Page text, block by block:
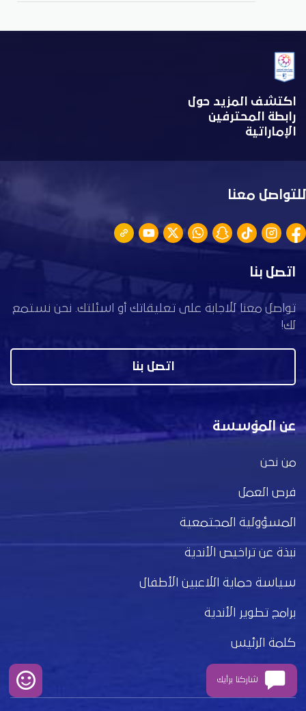
اكتشف المزيد حول
رابطة المحترفين
الإماراتية
للتواصل معنا
اتصل بنا
تواصل معنا للاجابة على تعليقاتك أو اسئلتك. نحن نستمع
لك!
اتصل بنا
عن المؤسسة
من نحن
فرص العمل
المسؤولية المجتمعية
نبذة عن تراخيص الأندية
سياسة حماية اللاعبين الأطفال
برامج تطوير الأندية
كلمة الرئيس
مجلس الإدارة
شاركنا برأيك